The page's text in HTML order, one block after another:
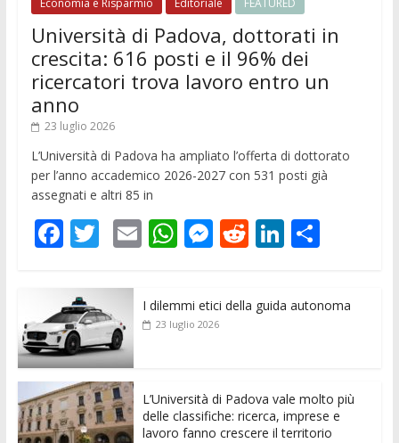
Economia e Risparmio Editoriale FEATURED
Università di Padova, dottorati in
crescita: 616 posti e il 96% dei
ricercatori trova lavoro entro un
anno
23 luglio 2026
L’Università di Padova ha ampliato l’offerta di dottorato
per l’anno accademico 2026-2027 con 531 posti già
assegnati e altri 85 in
F
e
b
o
o
k
T
itt
er
E
ai
l
W
s
p
M
ss
e
er
R
di
Li
e
C
di
I dilemmi etici della guida autonoma
23 luglio 2026
L’Università di Padova vale molto più
delle classifiche: ricerca, imprese e
lavoro fanno crescere il territorio